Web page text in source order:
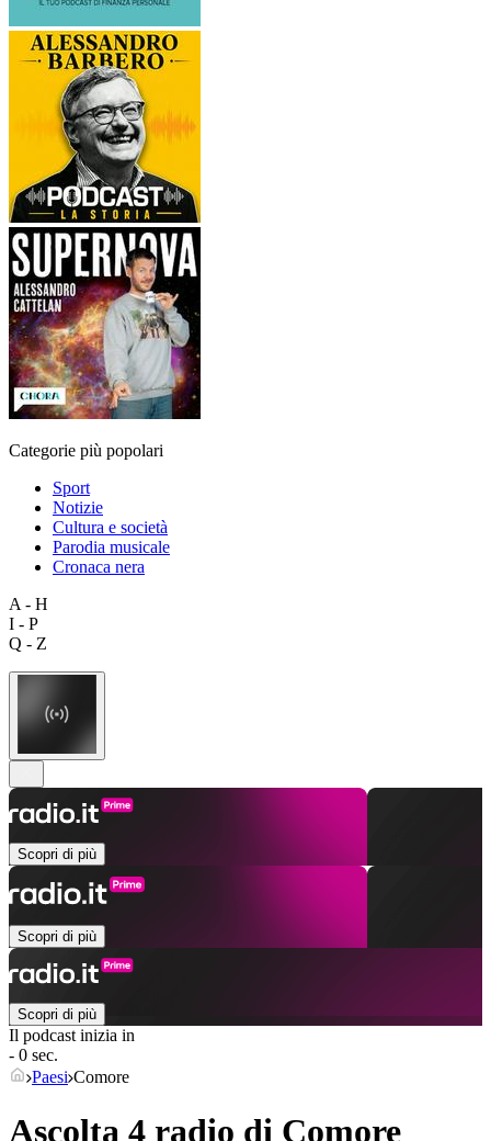
Categorie più popolari
Sport
Notizie
Cultura e società
Parodia musicale
Cronaca nera
A - H
I - P
Q - Z
Scopri di più
Scopri di più
Scopri di più
Il podcast inizia in
- 0 sec.
Paesi Comore
Ascolta 4 radio di Comore